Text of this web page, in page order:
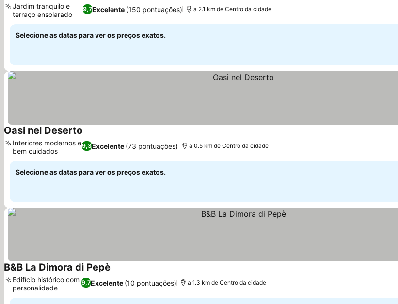
9,7Excelente (150 pontuações)
Jardim tranquilo e
terraço ensolarado
a 2.1 km de Centro da cidade
Selecione as datas para ver os preços exatos.
Oasi nel Deserto
9,3Excelente (73 pontuações)
Interiores modernos e
bem cuidados
a 0.5 km de Centro da cidade
Selecione as datas para ver os preços exatos.
B&B La Dimora di Pepè
9,7Excelente (10 pontuações)
Edifício histórico com
personalidade
a 1.3 km de Centro da cidade